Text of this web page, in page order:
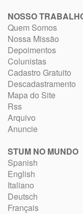
NOSSO
Quem Somos
Nossa Missão
Depoimentos
Colunistas
Cadastro Gratuito
Descadastramento
Mapa do Site
Rss
Arquivo
Anuncie
STUM NO MUNDO
Spanish
English
Italiano
Deutsch
Français